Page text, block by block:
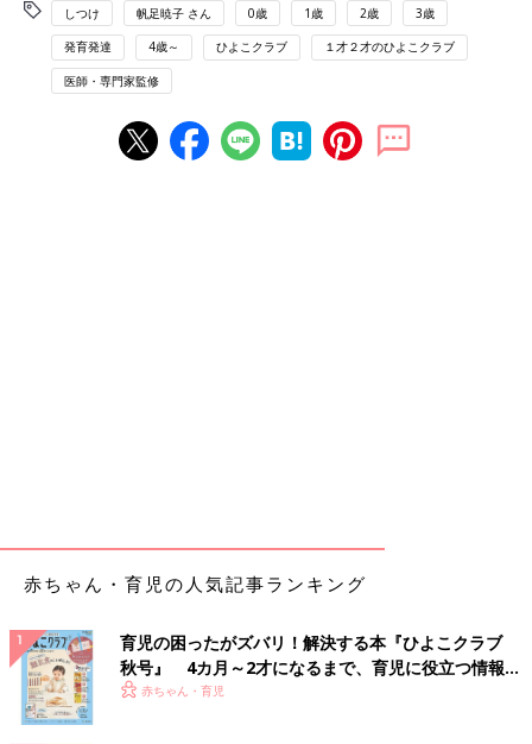
しつけ 帆足暁子 さん 0歳 1歳 2歳 3歳
発育発達 4歳～ ひよこクラブ １才２才のひよこクラブ
医師・専門家監修
赤ちゃん・育児の人気記事ランキング
育児の困ったがズバリ！解決する本『ひよこクラブ
秋号』 4カ月～2才になるまで、育児に役立つ情報が
いっぱい！
赤ちゃん・育児